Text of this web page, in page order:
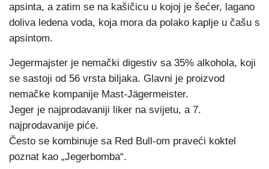
apsinta, a zatim se na kašičicu u kojoj je šećer, lagano
doliva ledena voda, koja mora da polako kaplje u čašu s
apsintom.
Jegermajster je nemački digestiv sa 35% alkohola, koji
se sastoji od 56 vrsta biljaka. Glavni je proizvod
nemačke kompanije Mast-Jägermeister.
Jeger je najprodavaniji liker na svijetu, a 7.
najprodavanije piće.
Često se kombinuje sa Red Bull-om praveći koktel
poznat kao „Jegerbomba“.